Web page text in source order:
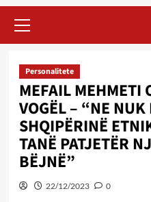
Menu
Personalitete
MEFAIL MEHMETI
VOGËL – “NE
SHQIPËRINË
TANË PATJETËR
BËJNË”
22/12/2023 0